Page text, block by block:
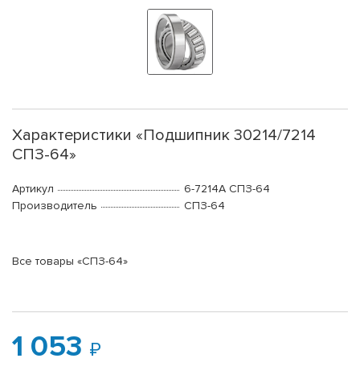
Характеристики «Подшипник 30214/7214
СПЗ-64»
Артикул
6-7214А СПЗ-64
Производитель
СПЗ-64
Все товары «СПЗ-64»
1 053